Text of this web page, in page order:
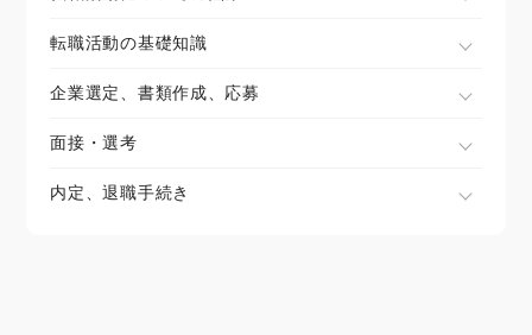
転職活動の基礎知識
企業選定、書類作成、応募
面接・選考
内定、退職手続き